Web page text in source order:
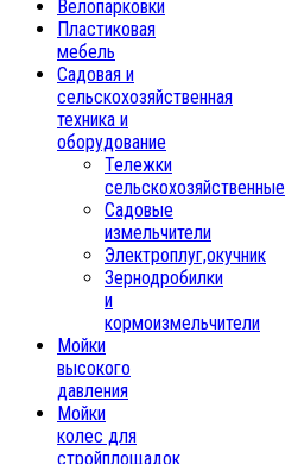
Велопарковки
Пластиковая
мебель
Садовая и
сельскохозяйственная
техника и
оборудование
Тележки
сельскохозяйственные
Садовые
измельчители
Электроплуг,окучник
Зернодробилки
и
кормоизмельчители
Мойки
высокого
давления
Мойки
колес для
стройплощадок